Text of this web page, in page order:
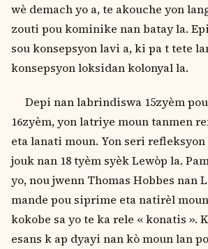
wѐ demach yo a, te akouche yon
zouti pou kominike nan batay la.
sou konsepsyon lavi a, ki pa t tete
konsepsyon loksidan kolonyal la.
Depi nan labrindiswa 15zyѐm
16zyѐm, yon latriye moun tanmen
eta lanati moun. Yon seri
jouk nan 18 tyѐm syѐk Lewòp la.
yo, nou jwenn Thomas Hobbes nan
mande pou siprime eta natirѐl
kokobe sa yo te ka rele « konatis ».
esans k ap dyayi nan kò moun lan